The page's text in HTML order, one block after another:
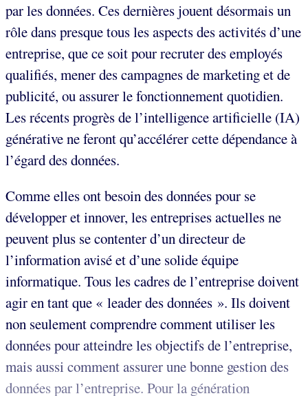
par les données. Ces dernières jouent désormais un
rôle dans presque tous les aspects des activités d’une
entreprise, que ce soit pour recruter des employés
qualifiés, mener des campagnes de marketing et de
publicité, ou assurer le fonctionnement quotidien.
Les récents progrès de l’intelligence artificielle (IA)
générative ne feront qu’accélérer cette dépendance à
l’égard des données.
Comme elles ont besoin des données pour se
développer et innover, les entreprises actuelles ne
peuvent plus se contenter d’un directeur de
l’information avisé et d’une solide équipe
informatique. Tous les cadres de l’entreprise doivent
agir en tant que « leader des données ». Ils doivent
non seulement comprendre comment utiliser les
données pour atteindre les objectifs de l’entreprise,
mais aussi comment assurer une bonne gestion des
données par l’entreprise. Pour la génération